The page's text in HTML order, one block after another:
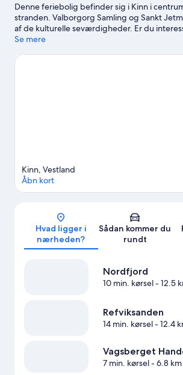
Denne feriebolig befinder sig i Kinn i
stranden. Valborgorg Samling og Sankt
af de kulturelle seværdigheder. Er du
kan du udforske Selje Havn og Hakalle Have.
Se mere
Kort
Kinn, Vestland
Åbn kort
Hvad ligger i
nærheden?
Sådan kommer du
rundt
Nordfjord
10 min. kørsel- 12.5
Refviksanden
14 min. kørsel- 12.4
Vagsberget
7 min. kørsel- 6.8 km